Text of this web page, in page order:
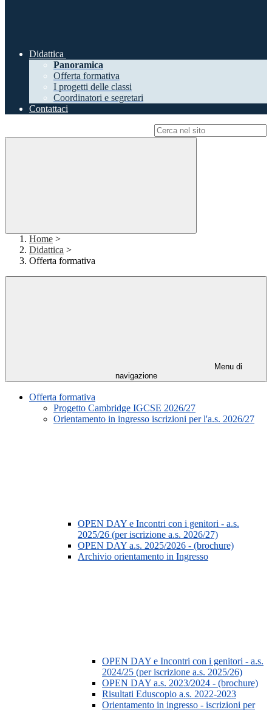
Didattica
Panoramica
Offerta formativa
I progetti delle classi
Coordinatori e segretari
Contattaci
Home >
Didattica >
Offerta formativa
Menu di
navigazione
Offerta formativa
Progetto Cambridge IGCSE 2026/27
Orientamento in ingresso iscrizioni per l'a.s. 2026/27
OPEN DAY e Incontri con i genitori - a.s.
2025/26 (per iscrizione a.s. 2026/27)
OPEN DAY a.s. 2025/2026 - (brochure)
Archivio orientamento in Ingresso
OPEN DAY e Incontri con i genitori - a.s.
2024/25 (per iscrizione a.s. 2025/26)
OPEN DAY a.s. 2023/2024 - (brochure)
Risultati Eduscopio a.s. 2022-2023
Orientamento in ingresso - iscrizioni per